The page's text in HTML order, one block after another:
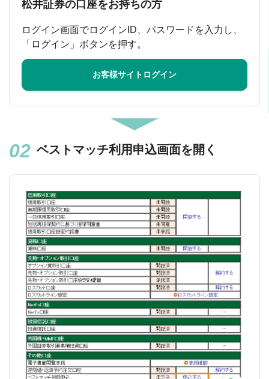
松井証券の口座をお持ちの方
ログイン画面でログインID、パスワードを入力し、
「ログイン」ボタンを押す。
お客様サイトログイン
ベストマッチ利用申込画面を開く